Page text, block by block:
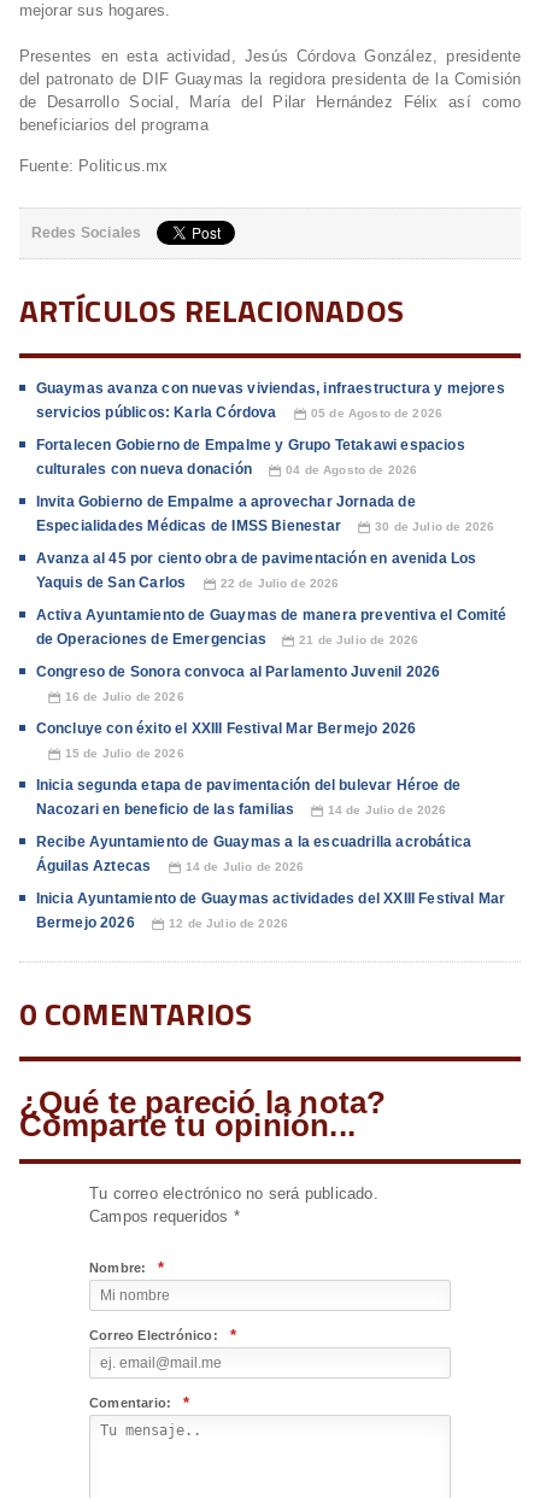
mejorar sus hogares.
Presentes en esta actividad, Jesús Córdova González, presidente
del patronato de DIF Guaymas la regidora presidenta de la Comisión
de Desarrollo Social, María del Pilar Hernández Félix así como
beneficiarios del programa
Fuente: Politicus.mx
Redes Sociales
ARTÍCULOS RELACIONADOS
Guaymas avanza con nuevas viviendas, infraestructura y mejores
servicios públicos: Karla Córdova
📅 05 de Agosto de 2026
Fortalecen Gobierno de Empalme y Grupo Tetakawi espacios
culturales con nueva donación
📅 04 de Agosto de 2026
Invita Gobierno de Empalme a aprovechar Jornada de
Especialidades Médicas de IMSS Bienestar
📅 30 de Julio de 2026
Avanza al 45 por ciento obra de pavimentación en avenida Los
Yaquis de San Carlos
📅 22 de Julio de 2026
Activa Ayuntamiento de Guaymas de manera preventiva el Comité
de Operaciones de Emergencias
📅 21 de Julio de 2026
Congreso de Sonora convoca al Parlamento Juvenil 2026
📅 16 de Julio de 2026
Concluye con éxito el XXIII Festival Mar Bermejo 2026
📅 15 de Julio de 2026
Inicia segunda etapa de pavimentación del bulevar Héroe de
Nacozari en beneficio de las familias
📅 14 de Julio de 2026
Recibe Ayuntamiento de Guaymas a la escuadrilla acrobática
Águilas Aztecas
📅 14 de Julio de 2026
Inicia Ayuntamiento de Guaymas actividades del XXIII Festival Mar
Bermejo 2026
📅 12 de Julio de 2026
0 COMENTARIOS
¿Qué te pareció la nota?
Comparte tu opinión...
Tu correo electrónico no será publicado.
Campos requeridos *
Nombre: *
Correo Electrónico: *
Comentario: *